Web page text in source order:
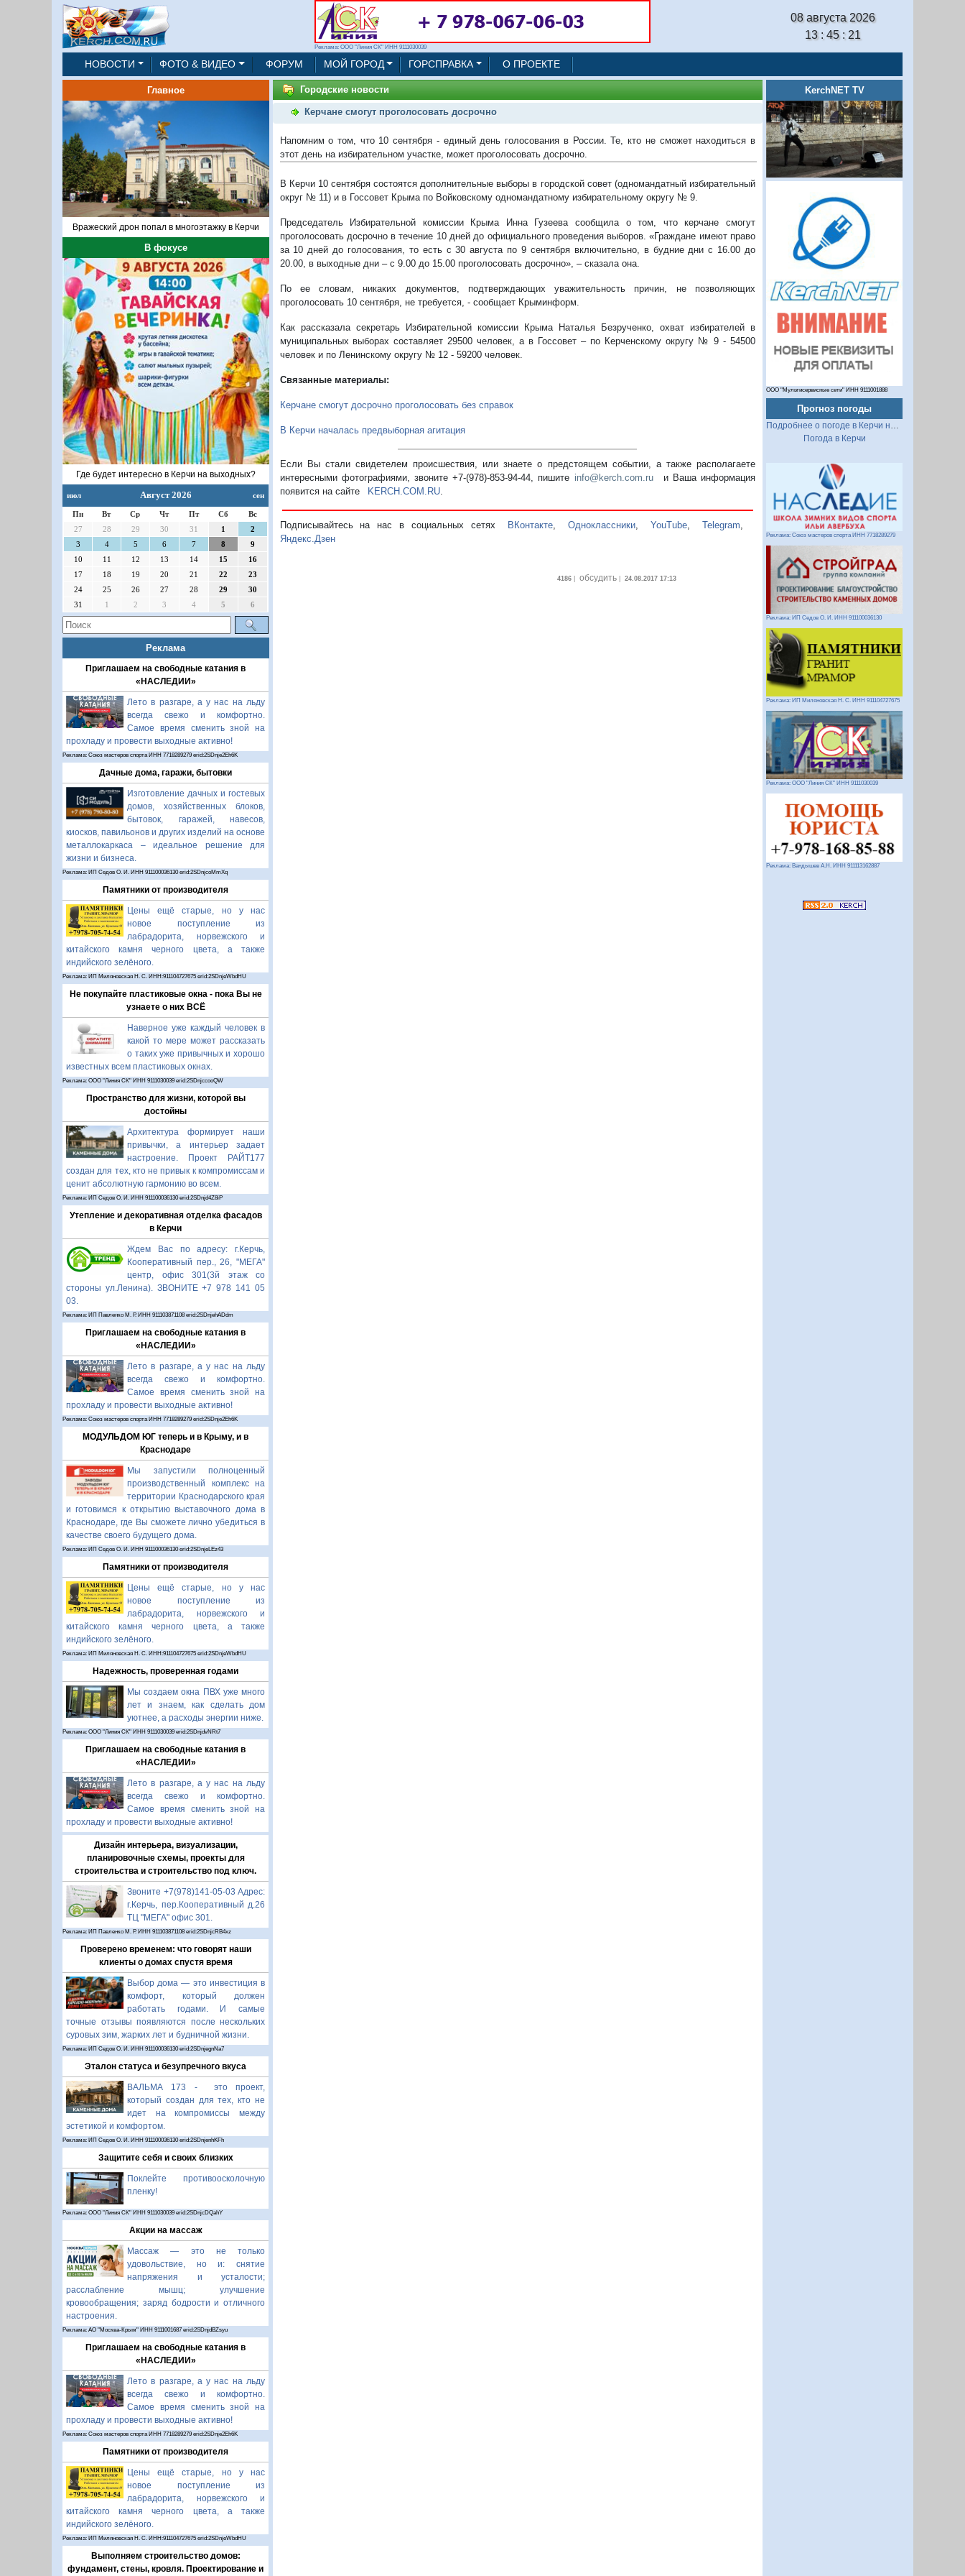
Реклама: ООО "Линия СК" ИНН 9111030039
08 августа 2026
13 : 45 : 22
НОВОСТИ ФОТО & ВИДЕО ФОРУМ МОЙ ГОРОД ГОРСПРАВКА О ПРОЕКТЕ
Главное
Вражеский дрон попал в многоэтажку в Керчи
В фокусе
Где будет интересно в Керчи на выходных?
июл Август 2026 сен
Пн Вт Ср Чт Пт Сб
Вс
27
28 29 30 31 1
2
3
4 5 6 7 8
9
10
11 12 13 14 15
16
17
18 19 20 21 22
23
24
25 26 27 28 29
30
31
1 2 3 4 5 6
Реклама
Приглашаем на свободные катания в
«НАСЛЕДИИ»
Лето в разгаре, а у нас на льду
всегда свежо и комфортно.
Самое время сменить зной на
прохладу и провести выходные активно!
Реклама: Союз мастеров спорта ИНН 7718289279 erid:2SDnje2Eh6K
Дачные дома, гаражи, бытовки
Изготовление дачных и гостевых
домов, хозяйственных блоков,
бытовок, гаражей, навесов,
киосков, павильонов и других изделий на основе
металлокаркаса – идеальное решение для
жизни и бизнеса.
Реклама: ИП Седов О. И. ИНН 911100036130 erid:2SDnjcoMmXq
Памятники от производителя
Цены ещё старые, но у нас
новое поступление из
лабрадорита, норвежского и
китайского камня черного цвета, а также
индийского зелёного.
Реклама: ИП Миляновская Н. С. ИНН:911104727675 erid:2SDnjeWbdHU
Не покупайте пластиковые окна - пока Вы не
узнаете о них ВСЁ
Наверное уже каждый человек в
какой то мере может рассказать
о таких уже привычных и хорошо
известных всем пластиковых окнах.
Реклама: ООО "Линия СК" ИНН 9111030039 erid:2SDnjccooQW
Пространство для жизни, которой вы
достойны
Архитектура формирует наши
привычки, а интерьер задает
настроение. Проект РАЙТ177
создан для тех, кто не привык к компромиссам и
ценит абсолютную гармонию во всем.
Реклама: ИП Седов О. И. ИНН 911100036130 erid:2SDnjd4Z8iP
Утепление и декоративная отделка фасадов
в Керчи
Ждем Вас по адресу: г.Керчь,
Кооперативный пер., 26, "МЕГА"
центр, офис 301(3й этаж со
стороны ул.Ленина). ЗВОНИТЕ +7 978 141 05
03.
Реклама: ИП Павленко М. Р. ИНН 911103871108 erid:2SDnjehADdm
Приглашаем на свободные катания в
«НАСЛЕДИИ»
Лето в разгаре, а у нас на льду
всегда свежо и комфортно.
Самое время сменить зной на
прохладу и провести выходные активно!
Реклама: Союз мастеров спорта ИНН 7718289279 erid:2SDnje2Eh6K
МОДУЛЬДОМ ЮГ теперь и в Крыму, и в
Краснодаре
Мы запустили полноценный
производственный комплекс на
территории Краснодарского края
и готовимся к открытию выставочного дома в
Краснодаре, где Вы сможете лично убедиться в
качестве своего будущего дома.
Реклама: ИП Седов О. И. ИНН 911100036130 erid:2SDnjeLEz43
Памятники от производителя
Цены ещё старые, но у нас
новое поступление из
лабрадорита, норвежского и
китайского камня черного цвета, а также
индийского зелёного.
Реклама: ИП Миляновская Н. С. ИНН:911104727675 erid:2SDnjeWbdHU
Надежность, проверенная годами
Мы создаем окна ПВХ уже много
лет и знаем, как сделать дом
уютнее, а расходы энергии ниже.
Реклама: ООО "Линия СК" ИНН 9111030039 erid:2SDnjdvNRt7
Приглашаем на свободные катания в
«НАСЛЕДИИ»
Лето в разгаре, а у нас на льду
всегда свежо и комфортно.
Самое время сменить зной на
прохладу и провести выходные активно!
Дизайн интерьера, визуализации,
планировочные схемы, проекты для
строительства и строительство под ключ.
Звоните +7(978)141-05-03 Адрес:
г.Керчь, пер.Кооперативный д.26
ТЦ "МЕГА" офис 301.
Реклама: ИП Павленко М. Р. ИНН 911103871108 erid:2SDnjcRB4xz
Проверено временем: что говорят наши
клиенты о домах спустя время
Выбор дома — это инвестиция в
комфорт, который должен
работать годами. И самые
точные отзывы появляются после нескольких
суровых зим, жарких лет и будничной жизни.
Реклама: ИП Седов О. И. ИНН 911100036130 erid:2SDnjegnNa7
Эталон статуса и безупречного вкуса
ВАЛЬМА 173 - это проект,
который создан для тех, кто не
идет на компромиссы между
эстетикой и комфортом.
Реклама: ИП Седов О. И. ИНН 911100036130 erid:2SDnjenhKFh
Защитите себя и своих близких
Поклейте противоосколочную
пленку!
Реклама: ООО "Линия СК" ИНН 9111030039 erid:2SDnjcDQahY
Акции на массаж
Массаж — это не только
удовольствие, но и: снятие
напряжения и усталости;
расслабление мышц; улучшение
кровообращения; заряд бодрости и отличного
настроения.
Реклама: АО "Москва-Крым" ИНН 9111001687 erid:2SDnjdBZsyu
Приглашаем на свободные катания в
«НАСЛЕДИИ»
Лето в разгаре, а у нас на льду
всегда свежо и комфортно.
Самое время сменить зной на
прохладу и провести выходные активно!
Реклама: Союз мастеров спорта ИНН 7718289279 erid:2SDnje2Eh6K
Памятники от производителя
Цены ещё старые, но у нас
новое поступление из
лабрадорита, норвежского и
китайского камня черного цвета, а также
индийского зелёного.
Реклама: ИП Миляновская Н. С. ИНН:911104727675 erid:2SDnjeWbdHU
Выполняем строительство домов:
фундамент, стены, кровля. Проектирование и
Городские новости
Керчане смогут проголосовать досрочно
Напомним о том, что 10 сентября - единый день голосования в России. Те, кто не сможет находиться в
этот день на избирательном участке, может проголосовать досрочно.
В Керчи 10 сентября состоятся дополнительные выборы в городской совет (одномандатный избирательный
округ № 11) и в Госсовет Крыма по Войковскому одномандатному избирательному округу № 9.
Председатель Избирательной комиссии Крыма Инна Гузеева сообщила о том, что керчане смогут
проголосовать досрочно в течение 10 дней до официального проведения выборов. «Граждане имеют право
за 10 дней до голосования, то есть с 30 августа по 9 сентября включительно, в будние дни с 16.00 до
20.00, в выходные дни – с 9.00 до 15.00 проголосовать досрочно», – сказала она.
По ее словам, никаких документов, подтверждающих уважительность причин, не позволяющих
проголосовать 10 сентября, не требуется, - сообщает Крыминформ.
Как рассказала секретарь Избирательной комиссии Крыма Наталья Безрученко, охват избирателей в
муниципальных выборах составляет 29500 человек, а в Госсовет – по Керченскому округу № 9 - 54500
человек и по Ленинскому округу № 12 - 59200 человек.
Связанные материалы:
Керчане смогут досрочно проголосовать без справок
В Керчи началась предвыборная агитация
Если Вы стали свидетелем происшествия, или знаете о предстоящем событии, а также располагаете
интересными фотографиями, звоните +7-(978)-853-94-44, пишите info@kerch.com.ru и Ваша информация
появится на сайте KERCH.COM.RU.
Подписывайтесь на нас в социальных сетях ВКонтакте Одноклассники ,YouTube ,Telegram
Яндекс.Дзен
4186| обсудить| 24.08.2017 17:13
KerchNET TV
ООО "Мультисервисные сети" ИНН 9111001888
Прогноз погоды
Подробнее о погоде в Керчи на 2 недели
Погода в Керчи
Реклама: Союз мастеров спорта ИНН 7718289279
Реклама: ИП Седов О. И. ИНН 911100036130
Реклама: ИП Миляновская Н. С. ИНН 911104727675
Реклама: ООО "Линия СК" ИНН 9111030039
Реклама: Вандышев А.Н. ИНН 911113162887